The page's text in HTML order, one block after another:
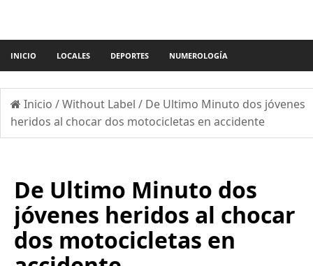
INICIO LOCALES DEPORTES NUMEROLOGÍA
Inicio /Without Label / De Ultimo Minuto dos jóvenes
heridos al chocar dos motocicletas en accidente
De Ultimo Minuto dos
jóvenes heridos al chocar
dos motocicletas en